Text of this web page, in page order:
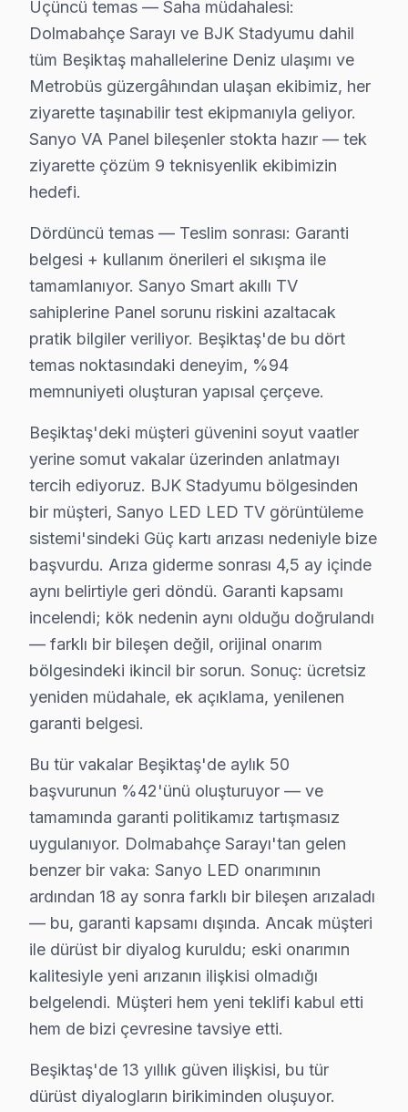
Mecidiye'de Sanyo TV Servisi
Mecidiye, hem tarihsel hem de modern yapısıyla
Muradiye'de Sanyo TV Servisi
Muradiye mahalle sakinleri, Sanyo ekran’lerinin
Nisbetiye'de Sanyo TV Servisi
Nisbetiye, sakin bir yaşam sunarken, Sanyo ekran
Ortaköy'de Sanyo TV Servisi
Ortaköy’deki Sanyo set kullanıcıları,
Sinanpaşa'da Sanyo TV Servisi
Sinanpaşa mahallesi, yaşayanlar için çeşitli tamir
Türkali'de Sanyo TV Servisi
Türkali mahallesi, sakin bir yaşam alanı sunar. Sanyo
Ulus'ta Sanyo TV Servisi
Ulus mahallesi, hem tarihi hem de kültürel yapılarıyla
Vişnezade'de Sanyo TV Servisi
Vişnezade mahallesi, yerel sakinler için çeşitli teknik
Yıldız'da Sanyo TV Servisi
Yıldız mahallesi, Sanyo televizyonunuz
Beşiktaş Mahallelerinde Sanyo Servis
Beşiktaş bölgesinde Sanyo TV tamir fiyatları 2025
Anakart tamiri ise model serisine bağlı olarak
Yazılım veya firmware işlemleri, genellikle 250 TL
Beşiktaş Sanyo Servis Performansı: Fabrika
Fabrika Servis olarak Beşiktaş bölgesinde
Fabrika teknik destek'in sunduğu avantajlar arasında,
Sonuç olarak, Beşiktaş bölgesindeki Sanyo TV tamir
Beşiktaş Sanyo servis - TV Tamiri
Sanyo akıllı TV'niz teknik onarım edilebilir mi?
Deniz ulaşımı ve Metrobüs güzergahında aynı gün
Üçüncü temas — Saha müdahalesi:
Dolmabahçe Sarayı ve BJK Stadyumu dahil
tüm Beşiktaş mahallelerine Deniz ulaşımı ve
Metrobüs güzergâhından ulaşan ekibimiz, her
ziyarette taşınabilir test ekipmanıyla geliyor.
Sanyo VA Panel bileşenler stokta hazır — tek
ziyarette çözüm 9 teknisyenlik ekibimizin
hedefi.
Dördüncü temas — Teslim sonrası: Garanti
belgesi + kullanım önerileri el sıkışma ile
tamamlanıyor. Sanyo Smart akıllı TV
sahiplerine Panel sorunu riskini azaltacak
pratik bilgiler veriliyor. Beşiktaş'de bu dört
temas noktasındaki deneyim, %94
memnuniyeti oluşturan yapısal çerçeve.
Beşiktaş'deki müşteri güvenini soyut vaatler
yerine somut vakalar üzerinden anlatmayı
tercih ediyoruz. BJK Stadyumu bölgesinden
bir müşteri, Sanyo LED LED TV görüntüleme
sistemi'sindeki Güç kartı arızası nedeniyle bize
başvurdu. Arıza giderme sonrası 4,5 ay içinde
aynı belirtiyle geri döndü. Garanti kapsamı
incelendi; kök nedenin aynı olduğu doğrulandı
— farklı bir bileşen değil, orijinal onarım
bölgesindeki ikincil bir sorun. Sonuç: ücretsiz
yeniden müdahale, ek açıklama, yenilenen
garanti belgesi.
Bu tür vakalar Beşiktaş'de aylık 50
başvurunun %42'ünü oluşturuyor — ve
tamamında garanti politikamız tartışmasız
uygulanıyor. Dolmabahçe Sarayı'tan gelen
benzer bir vaka: Sanyo LED onarımının
ardından 18 ay sonra farklı bir bileşen arızaladı
— bu, garanti kapsamı dışında. Ancak müşteri
ile dürüst bir diyalog kuruldu; eski onarımın
kalitesiyle yeni arızanın ilişkisi olmadığı
belgelendi. Müşteri hem yeni teklifi kabul etti
hem de bizi çevresine tavsiye etti.
Beşiktaş'de 13 yıllık güven ilişkisi, bu tür
dürüst diyalogların birikiminden oluşuyor.